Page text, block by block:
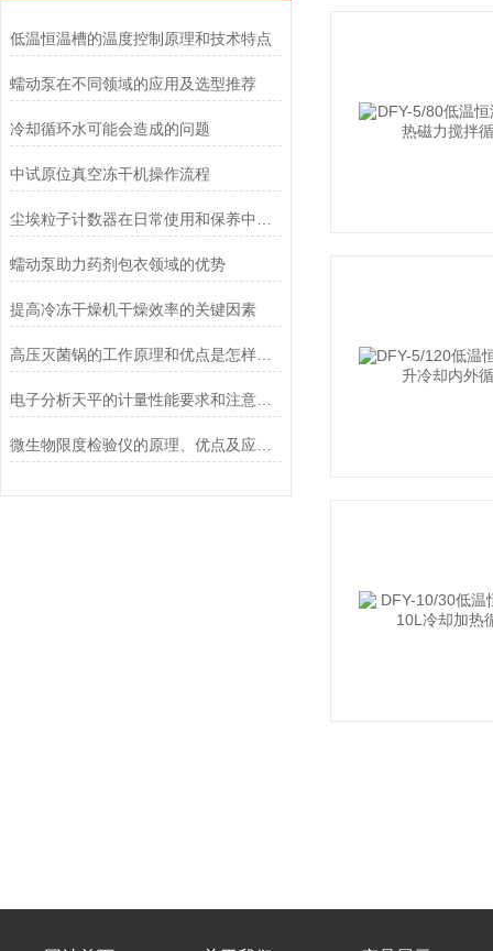
低温恒温槽的温度控制原理和技术特点
蠕动泵在不同领域的应用及选型推荐
冷却循环水可能会造成的问题
中试原位真空冻干机操作流程
蠕动泵助力药剂包衣领域的优势
提高冷冻干燥机干燥效率的关键因素
高压灭菌锅的工作原理和优点是怎样的？
电子分析天平的计量性能要求和注意事项说明